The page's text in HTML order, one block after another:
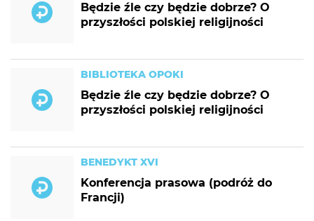
Będzie źle czy będzie dobrze? O
przyszłości polskiej religijności
BIBLIOTEKA OPOKI
Będzie źle czy będzie dobrze? O
przyszłości polskiej religijności
BENEDYKT XVI
Konferencja prasowa (podróż do
Francji)